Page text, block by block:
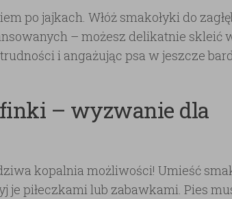
po jajkach. Włóż smakołyki do
– możesz delikatnie skleić
i angażując psa w jeszcze
– wyzwanie dla
kopalnia możliwości! Umieść
je piłeczkami lub zabawkami. Pies